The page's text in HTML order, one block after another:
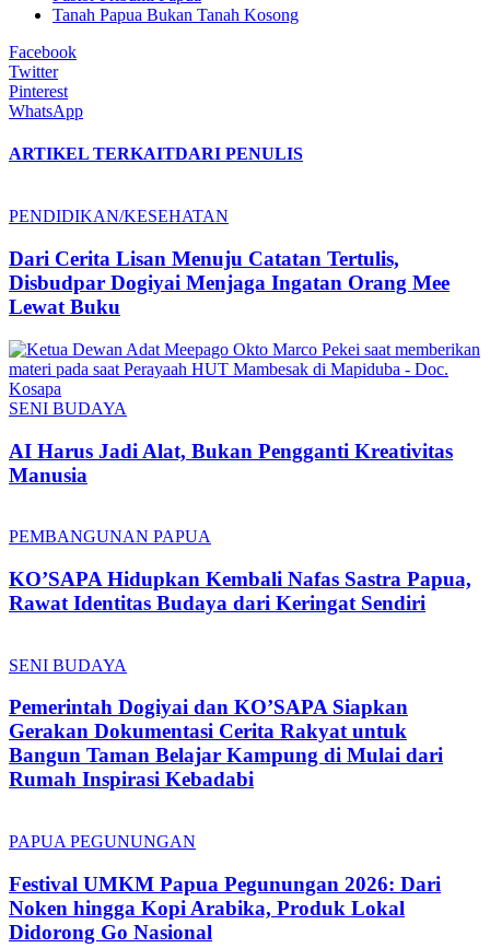
Tanah Papua Bukan Tanah Kosong
Facebook
Twitter
Pinterest
WhatsApp
ARTIKEL TERKAITDARI PENULIS
PENDIDIKAN/KESEHATAN
Dari Cerita Lisan Menuju Catatan Tertulis,
Disbudpar Dogiyai Menjaga Ingatan Orang Mee
Lewat Buku
SENI BUDAYA
AI Harus Jadi Alat, Bukan Pengganti Kreativitas
Manusia
PEMBANGUNAN PAPUA
KO’SAPA Hidupkan Kembali Nafas Sastra Papua,
Rawat Identitas Budaya dari Keringat Sendiri
SENI BUDAYA
Pemerintah Dogiyai dan KO’SAPA Siapkan
Gerakan Dokumentasi Cerita Rakyat untuk
Bangun Taman Belajar Kampung di Mulai dari
Rumah Inspirasi Kebadabi
PAPUA PEGUNUNGAN
Festival UMKM Papua Pegunungan 2026: Dari
Noken hingga Kopi Arabika, Produk Lokal
Didorong Go Nasional